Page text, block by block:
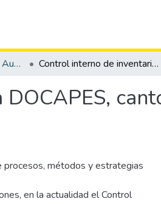
Tesis de Contabilidad y Auditoría Control interno de inventarios en la empresa DOCAPES, cantón Salinas, provincia de Santa Elena, año 2023.
procesos, métodos y estrategias
en la actualidad el Control